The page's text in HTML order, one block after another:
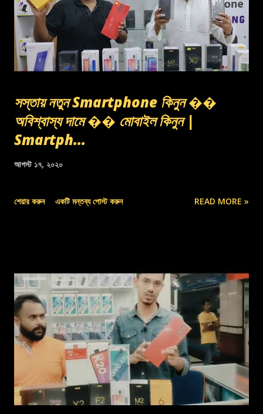
সস্তায় নতুন Smartphone কিনুন ��
অবিশ্বাস্য দামে �� মোবাইল কিনুন |
Smartph...
আগস্ট ১৭, ২০২০
শেয়ার করুন একটি মন্তব্য পোস্ট করুন READ MORE »